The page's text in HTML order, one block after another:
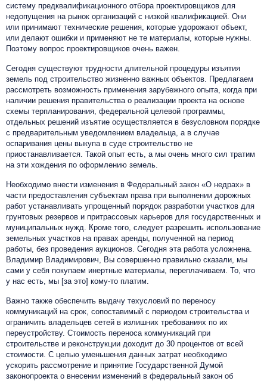
систему предквалификационного отбора проектировщиков для
недопущения на рынок организаций с низкой квалификацией. Они
или принимают технические решения, которые удорожают объект,
или делают ошибки и применяют не те материалы, которые нужны.
Поэтому вопрос проектировщиков очень важен.
Сегодня существуют трудности длительной процедуры изъятия
земель под строительство жизненно важных объектов. Предлагаем
рассмотреть возможность применения зарубежного опыта, когда при
наличии решения правительства о реализации проекта на основе
схемы терпланирования, федеральной целевой программы,
отдельных решений изъятие осуществляется в безусловном порядке
с предварительным уведомлением владельца, а в случае
оспаривания цены выкупа в суде строительство не
приостанавливается. Такой опыт есть, а мы очень много сил тратим
на эти хождения по оформлению земель.
Необходимо внести изменения в Федеральный закон «О недрах» в
части предоставления субъектам права при выполнении дорожных
работ устанавливать упрощенный порядок разработки участков для
грунтовых резервов и притрассовых карьеров для государственных и
муниципальных нужд. Кроме того, следует разрешить использование
земельных участков на правах аренды, полученной на период
работы, без проведения аукционов. Сегодня эта работа усложнена.
Владимир Владимирович, Вы совершенно правильно сказали, мы
сами у себя покупаем инертные материалы, переплачиваем. То, что
у нас есть, мы [за это] кому-то платим.
Важно также обеспечить выдачу техусловий по переносу
коммуникаций на срок, сопоставимый с периодом строительства и
ограничить владельцев сетей в излишних требованиях по их
переустройству. Стоимость переноса коммуникаций при
строительстве и реконструкции доходит до 30 процентов от всей
стоимости. С целью уменьшения данных затрат необходимо
ускорить рассмотрение и принятие Государственной Думой
законопроекта о внесении изменений в федеральный закон об